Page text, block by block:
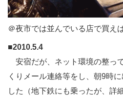
＠夜市では並んでいる店で買え
■2010.5.4
安宿だが、ネット環境の整っ
くりメール連絡等をし、朝9時
した（地下鉄にも乗ったが、詳